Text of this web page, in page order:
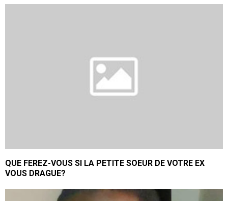
QUE FEREZ-VOUS SI LA PETITE SOEUR DE VOTRE EX
VOUS DRAGUE?